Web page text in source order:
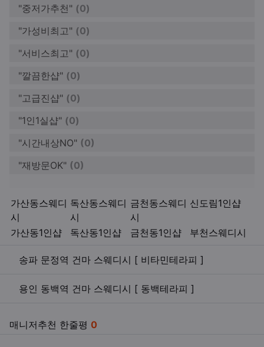
"중저가추천" (0)
"가성비최고" (0)
"서비스최고" (0)
"깔끔한샵" (0)
"고급진샵" (0)
"1인1실샵" (0)
"시간내상NO" (0)
"재방문OK" (0)
가산동스웨디
시
독산동스웨디
시
금천동스웨디
시
신도림1인샵
가산동1인샵 독산동1인샵 금천동1인샵 부천스웨디시
키워드
관련자료
송파 문정역 건마 스웨디시 [ 비타민테라피 ]
용인 동백역 건마 스웨디시 [ 동백테라피 ]
매니저추천 한줄평 0